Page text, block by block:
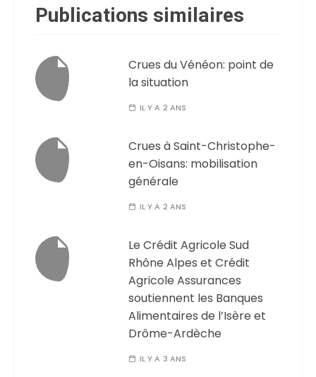
Publications similaires
Crues du Vénéon: point de
la situation
IL Y A 2 ANS
Crues à Saint-Christophe-
en-Oisans: mobilisation
générale
IL Y A 2 ANS
Le Crédit Agricole Sud
Rhône Alpes et Crédit
Agricole Assurances
soutiennent les Banques
Alimentaires de l’Isère et
Drôme-Ardèche
IL Y A 3 ANS